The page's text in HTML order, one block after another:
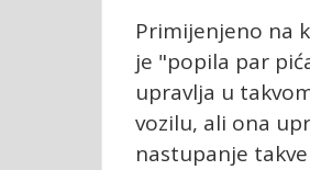
Primijenjeno na
je "popila par
upravlja u
vozilu, ali ona
nastupanje